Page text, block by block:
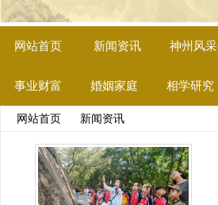
网站首页 新闻资讯 神州风采
事业财富 婚姻家庭 相学研究
网站首页 新闻资讯